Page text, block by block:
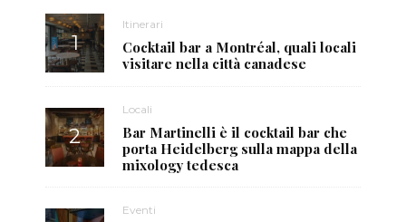
Itinerari
Cocktail bar a Montréal, quali locali
visitare nella città canadese
Locali
Bar Martinelli è il cocktail bar che
porta Heidelberg sulla mappa della
mixology tedesca
Eventi